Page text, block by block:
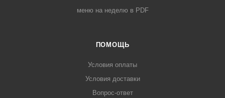
меню на неделю в PDF
ПОМОЩЬ
Условия оплаты
Условия доставки
Вопрос-ответ